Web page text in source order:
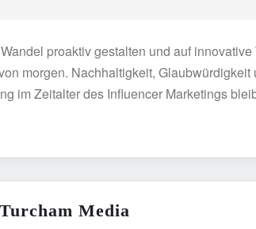
proaktiv gestalten und auf
morgen. Nachhaltigkeit,
im Zeitalter des Influencer Marketings
Turcham Media